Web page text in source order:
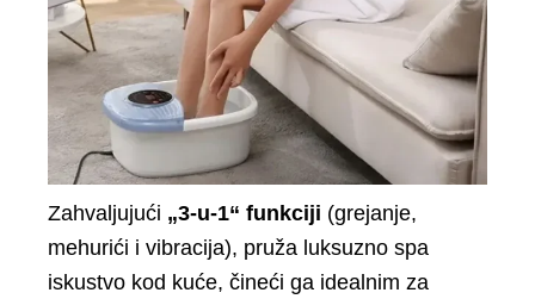
Zahvaljujući „3-u-1“ funkciji (grejanje,
mehurići i vibracija), pruža luksuzno spa
iskustvo kod kuće, čineći ga idealnim za